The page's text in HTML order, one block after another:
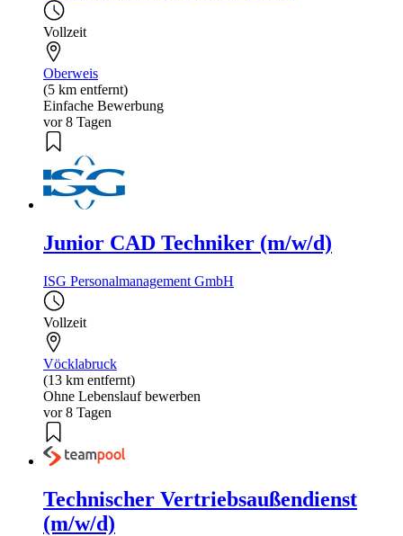
Vollzeit
Oberweis
(5 km entfernt)
Einfache Bewerbung
vor 8 Tagen
Junior CAD Techniker (m/w/d)
ISG Personalmanagement GmbH
Vollzeit
Vöcklabruck
(13 km entfernt)
Ohne Lebenslauf bewerben
vor 8 Tagen
Technischer Vertriebsaußendienst
(m/w/d)